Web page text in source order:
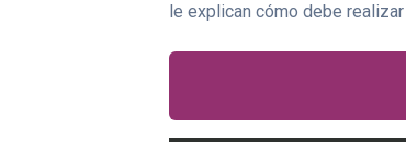
le explican cómo debe